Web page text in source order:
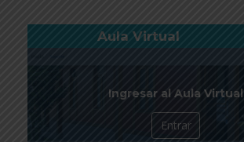
Aula Virtual
Ingresar al Aula Virtual
Entrar